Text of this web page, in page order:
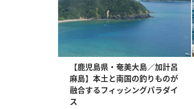
【鹿児島県・奄美大島／加計呂
麻島】本土と南国の釣りものが
融合するフィッシングパラダイ
ス